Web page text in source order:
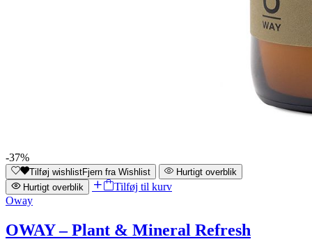
-37%
Tilføj wishlistFjern fra Wishlist
Hurtigt overblik
Hurtigt overblik
Tilføj til kurv
Oway
OWAY – Plant & Mineral Refresh